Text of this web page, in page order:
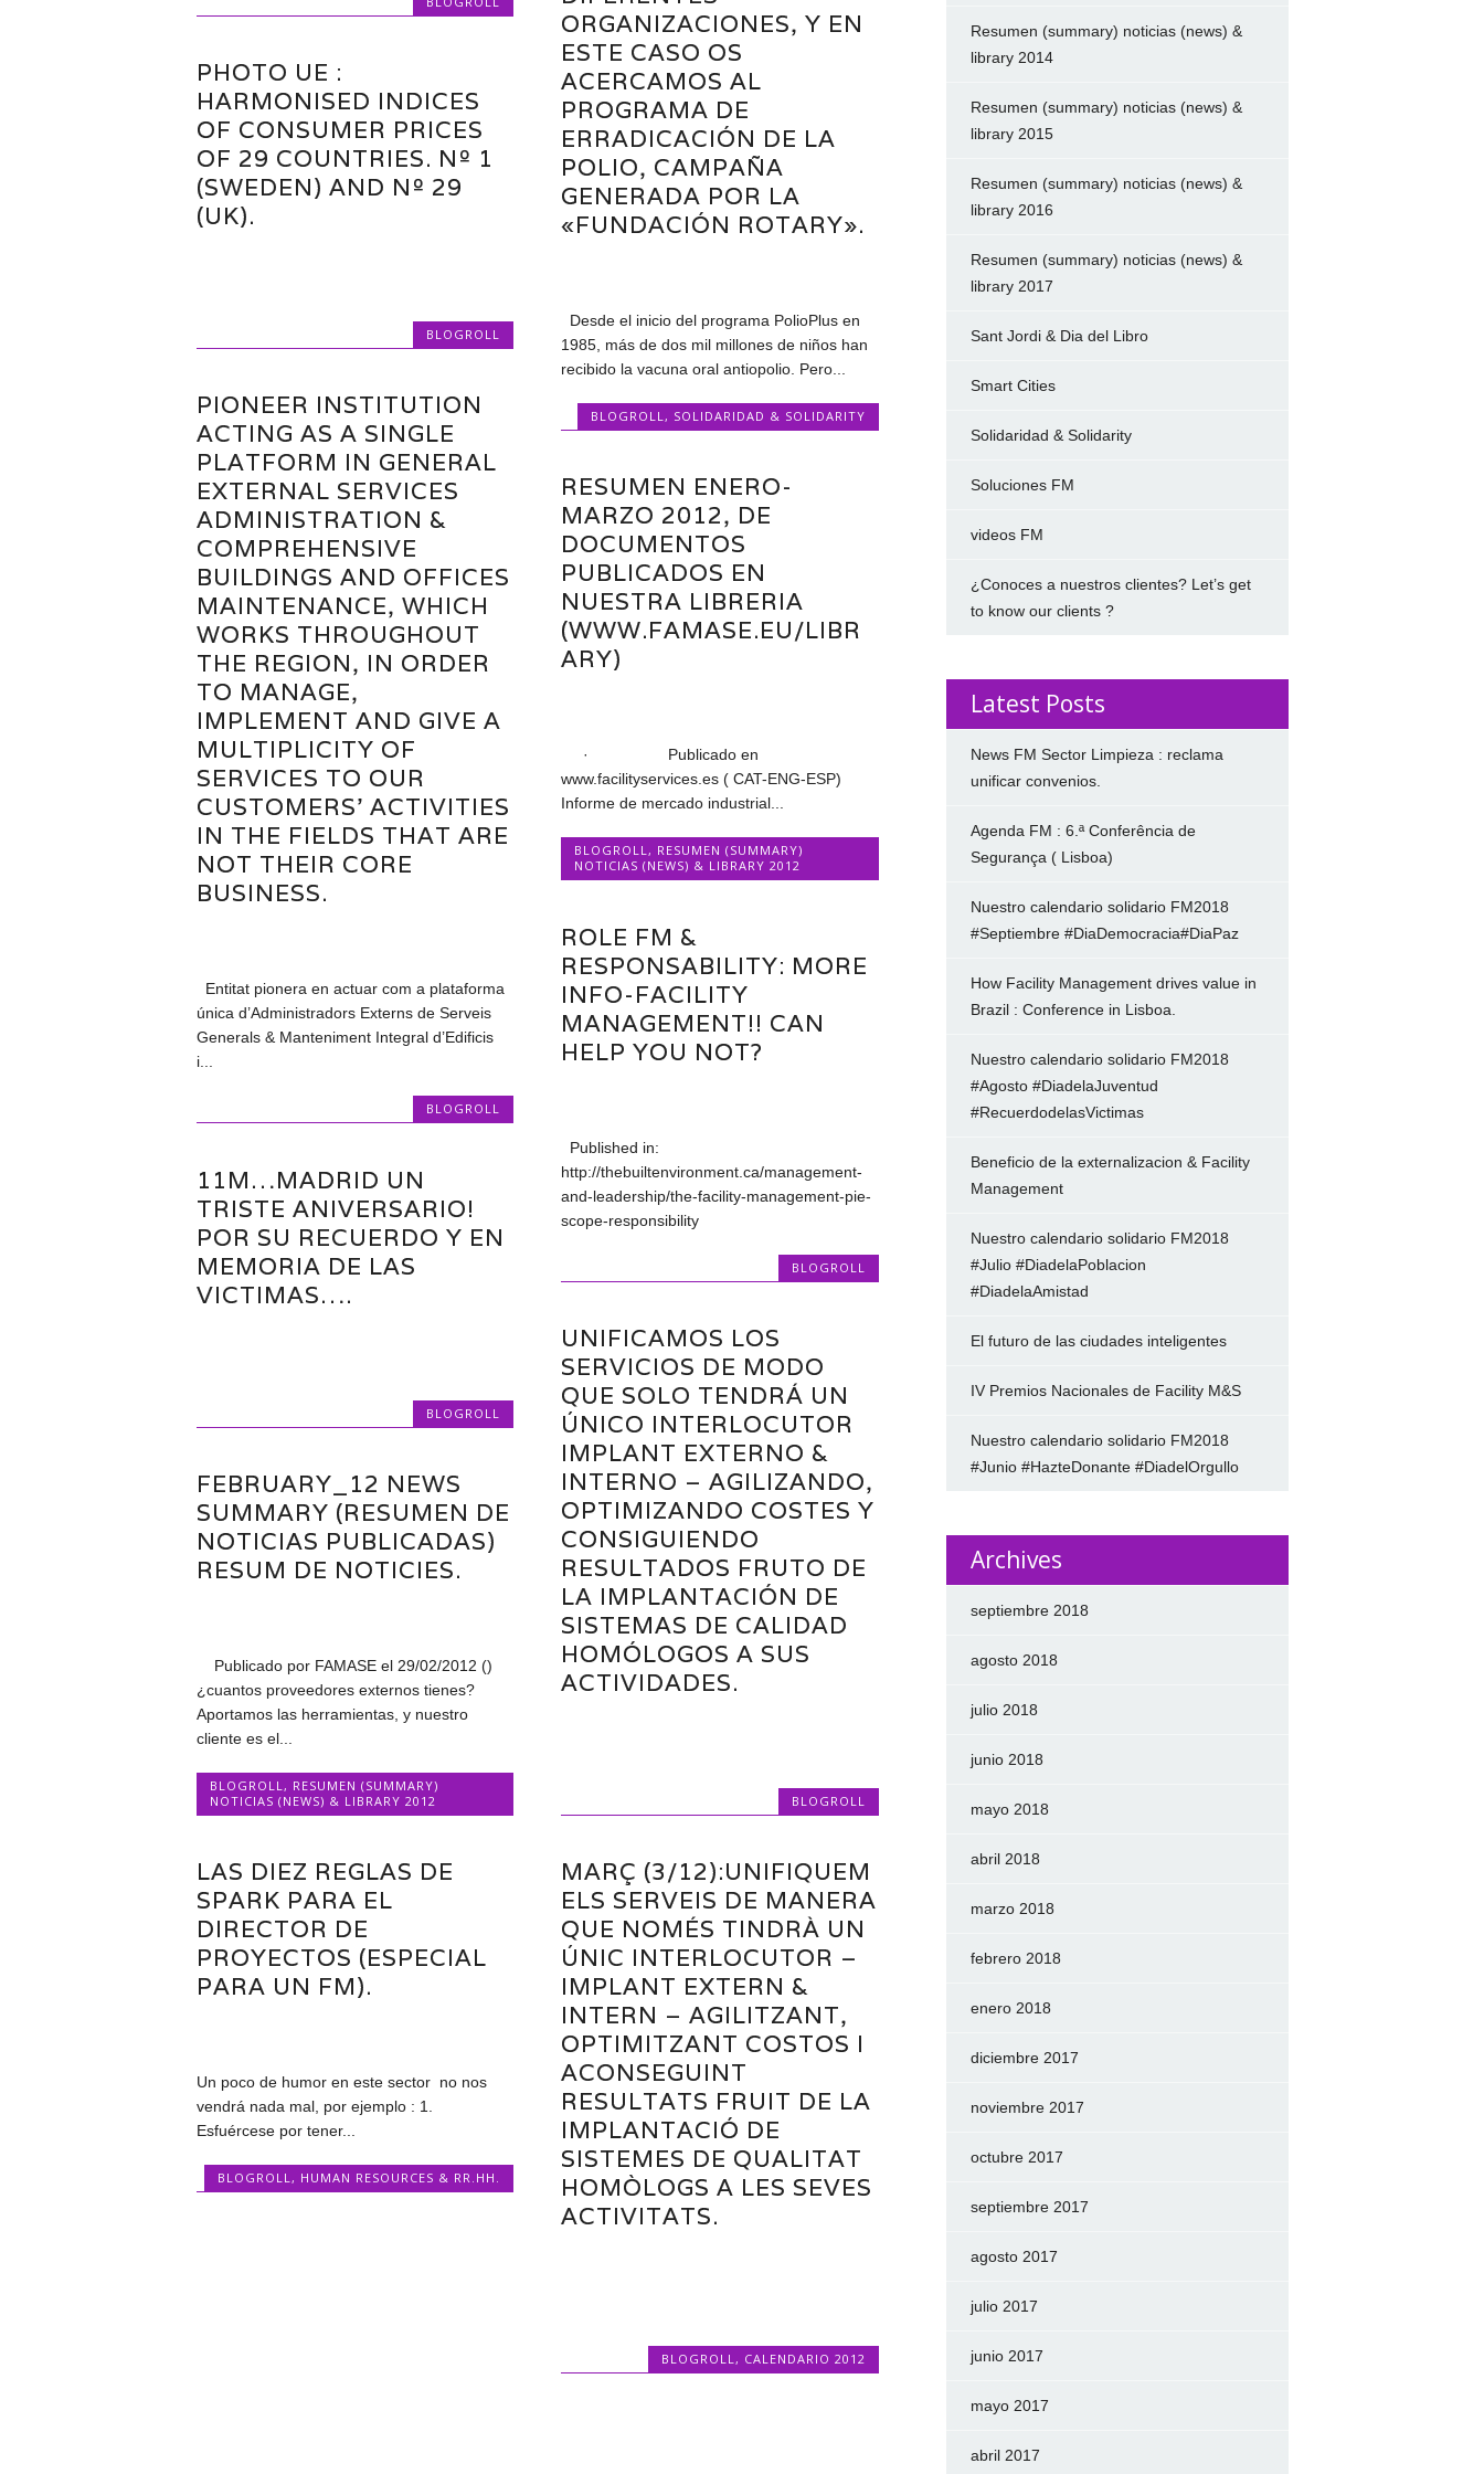
ORGANIZACIONES, Y EN
ESTE CASO OS
ACERCAMOS AL
PROGRAMA DE
ERRADICACIÓN DE LA
POLIO, CAMPAÑA
GENERADA POR LA
«FUNDACIÓN ROTARY».
Desde el inicio del programa PolioPlus en
1985, más de dos mil millones de niños han
recibido la vacuna oral antiopolio. Pero...
BLOGROLL, SOLIDARIDAD & SOLIDARITY
PHOTO UE :
HARMONISED INDICES
OF CONSUMER PRICES
OF 29 COUNTRIES. Nº 1
(SWEDEN) AND Nº 29
(UK).
BLOGROLL
PIONEER INSTITUTION
ACTING AS A SINGLE
PLATFORM IN GENERAL
EXTERNAL SERVICES
ADMINISTRATION &
COMPREHENSIVE
BUILDINGS AND OFFICES
MAINTENANCE, WHICH
WORKS THROUGHOUT
THE REGION, IN ORDER
TO MANAGE,
IMPLEMENT AND GIVE A
MULTIPLICITY OF
SERVICES TO OUR
CUSTOMERS’ ACTIVITIES
IN THE FIELDS THAT ARE
NOT THEIR CORE
BUSINESS.
Entitat pionera en actuar com a plataforma
única d’Administradors Externs de Serveis
Generals & Manteniment Integral d’Edificis
i...
BLOGROLL
RESUMEN ENERO-
MARZO 2012, DE
DOCUMENTOS
PUBLICADOS EN
NUESTRA LIBRERIA
(WWW.FAMASE.EU/LIBR
ARY)
· Publicado en
www.facilityservices.es ( CAT-ENG-ESP)
Informe de mercado industrial...
BLOGROLL, RESUMEN (SUMMARY)
NOTICIAS (NEWS) & LIBRARY 2012
ROLE FM &
RESPONSABILITY: MORE
INFO-FACILITY
MANAGEMENT!! CAN
HELP YOU NOT?
Published in:
http://thebuiltenvironment.ca/management-
and-leadership/the-facility-management-pie-
scope-responsibility
BLOGROLL
11M…MADRID UN
TRISTE ANIVERSARIO!
POR SU RECUERDO Y EN
MEMORIA DE LAS
VICTIMAS….
BLOGROLL
UNIFICAMOS LOS
SERVICIOS DE MODO
QUE SOLO TENDRÁ UN
ÚNICO INTERLOCUTOR 
IMPLANT EXTERNO &
INTERNO – AGILIZANDO,
OPTIMIZANDO COSTES Y
CONSIGUIENDO
RESULTADOS FRUTO DE
LA IMPLANTACIÓN DE
SISTEMAS DE CALIDAD
HOMÓLOGOS A SUS
ACTIVIDADES.
BLOGROLL
FEBRUARY_12 NEWS
SUMMARY (RESUMEN DE
NOTICIAS PUBLICADAS)
RESUM DE NOTICIES.
Publicado por FAMASE el 29/02/2012 ()
¿cuantos proveedores externos tienes?
Aportamos las herramientas, y nuestro
cliente es el...
BLOGROLL, RESUMEN (SUMMARY)
NOTICIAS (NEWS) & LIBRARY 2012
LAS DIEZ REGLAS DE
SPARK PARA EL
DIRECTOR DE
PROYECTOS (ESPECIAL
PARA UN FM).
Un poco de humor en este sector no nos
vendrá nada mal, por ejemplo : 1.
Esfuércese por tener...
BLOGROLL, HUMAN RESOURCES & RR.HH.
MARÇ (3/12):UNIFIQUEM
ELS SERVEIS DE MANERA
QUE NOMÉS TINDRÀ UN
ÚNIC INTERLOCUTOR –
IMPLANT EXTERN &
INTERN – AGILITZANT,
OPTIMITZANT COSTOS I
ACONSEGUINT
RESULTATS FRUIT DE LA
IMPLANTACIÓ DE
SISTEMES DE QUALITAT
HOMÒLOGS A LES SEVES
ACTIVITATS.
BLOGROLL, CALENDARIO 2012
Resumen (summary) noticias (news) &
library 2014
Resumen (summary) noticias (news) &
library 2015
Resumen (summary) noticias (news) &
library 2016
Resumen (summary) noticias (news) &
library 2017
Sant Jordi & Dia del Libro
Smart Cities
Solidaridad & Solidarity
Soluciones FM
videos FM
¿Conoces a nuestros clientes? Let’s get
to know our clients ?
Latest Posts
News FM Sector Limpieza : reclama
unificar convenios.
Agenda FM : 6.ª Conferência de
Segurança ( Lisboa)
Nuestro calendario solidario FM2018
#Septiembre #DiaDemocracia#DiaPaz
How Facility Management drives value in
Brazil : Conference in Lisboa.
Nuestro calendario solidario FM2018
#Agosto #DiadelaJuventud
#RecuerdodelasVictimas
Beneficio de la externalizacion & Facility
Management
Nuestro calendario solidario FM2018
#Julio #DiadelaPoblacion
#DiadelaAmistad
El futuro de las ciudades inteligentes
IV Premios Nacionales de Facility M&S
Nuestro calendario solidario FM2018
#Junio #HazteDonante #DiadelOrgullo
Archives
septiembre 2018
agosto 2018
julio 2018
junio 2018
mayo 2018
abril 2018
marzo 2018
febrero 2018
enero 2018
diciembre 2017
noviembre 2017
octubre 2017
septiembre 2017
agosto 2017
julio 2017
junio 2017
mayo 2017
abril 2017